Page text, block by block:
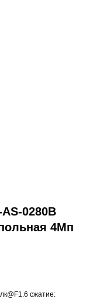
0280B
4Мп
сжатие: